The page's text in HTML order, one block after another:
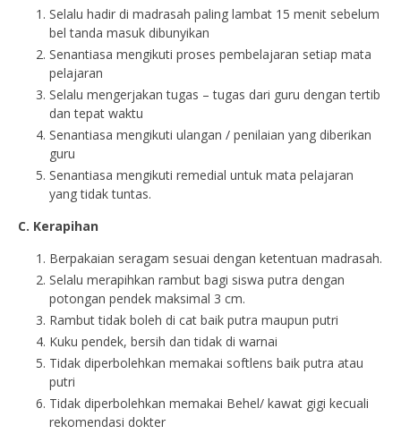
Selalu hadir di madrasah paling lambat 15 menit sebelum
bel tanda masuk dibunyikan
Senantiasa mengikuti proses pembelajaran setiap mata
pelajaran
Selalu mengerjakan tugas – tugas dari guru dengan tertib
dan tepat waktu
Senantiasa mengikuti ulangan / penilaian yang diberikan
guru
Senantiasa mengikuti remedial untuk mata pelajaran
yang tidak tuntas.
C. Kerapihan
Berpakaian seragam sesuai dengan ketentuan madrasah.
Selalu merapihkan rambut bagi siswa putra dengan
potongan pendek maksimal 3 cm.
Rambut tidak boleh di cat baik putra maupun putri
Kuku pendek, bersih dan tidak di warnai
Tidak diperbolehkan memakai softlens baik putra atau
putri
Tidak diperbolehkan memakai Behel/ kawat gigi kecuali
rekomendasi dokter